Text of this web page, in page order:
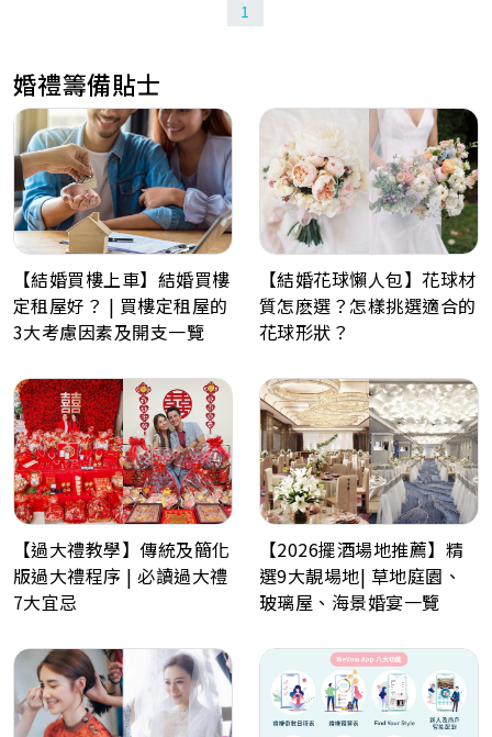
1
婚禮籌備貼士
【結婚買樓上車】結婚買樓
定租屋好？ | 買樓定租屋的
3大考慮因素及開支一覽
【結婚花球懶人包】花球材
質怎麽選？怎樣挑選適合的
花球形狀？
【過大禮教學】傳統及簡化
版過大禮程序 | 必讀過大禮
7大宜忌
【2026擺酒場地推薦】精
選9大靚場地| 草地庭園、
玻璃屋、海景婚宴一覽